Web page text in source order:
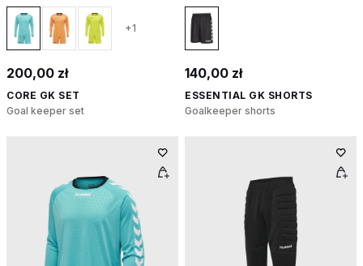
+1
200,00 zł
CORE GK SET
Goal keeper set
140,00 zł
ESSENTIAL GK SHORTS
Goalkeeper shorts